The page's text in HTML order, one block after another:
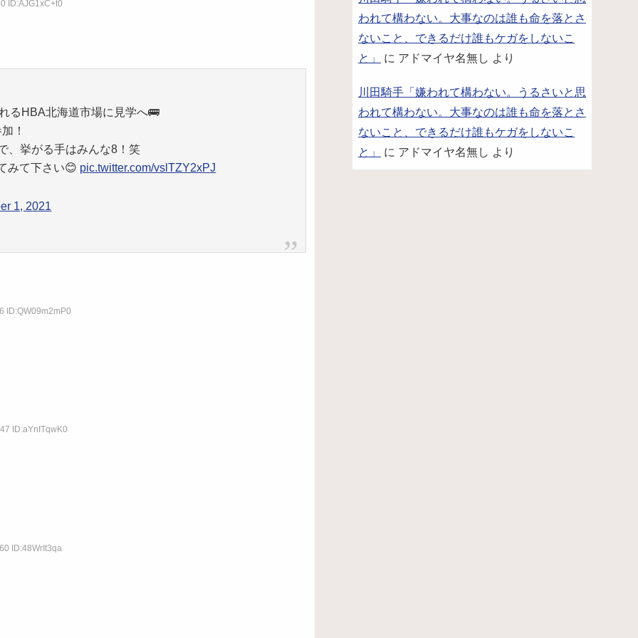
ID:AJG1xC+t0
るHBA北海道市場に見学へ🚌
！
、挙がる手はみんな8！笑
みて下さい😊 pic.twitter.com/vslTZY2xPJ
1, 2021
ID:QW09m2mP0
ID:aYnITqwK0
ID:48WrIt3qa
われて構わない。大事なのは誰も命を落とさ
ないこと、できるだけ誰もケガをしないこ
と」
に アドマイヤ名無し より
川田騎手「嫌われて構わない。うるさいと思
われて構わない。大事なのは誰も命を落とさ
ないこと、できるだけ誰もケガをしないこ
と」
に アドマイヤ名無し より